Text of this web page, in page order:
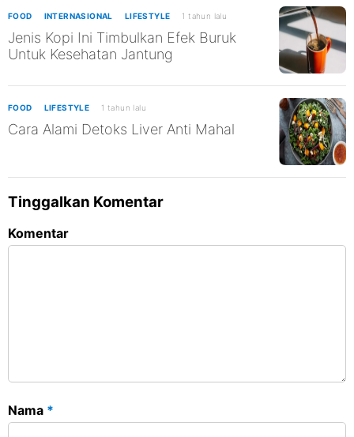
FOOD INTERNASIONAL LIFESTYLE 1 tahun lalu
Jenis Kopi Ini Timbulkan Efek Buruk
Untuk Kesehatan Jantung
FOOD LIFESTYLE 1 tahun lalu
Cara Alami Detoks Liver Anti Mahal
Tinggalkan Komentar
Komentar
Nama *